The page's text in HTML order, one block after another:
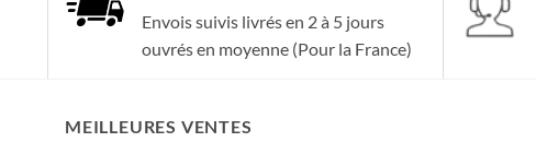
Envois suivis livrés en 2 à 5 jours
ouvrés en moyenne (Pour la France)
MEILLEURES VENTES